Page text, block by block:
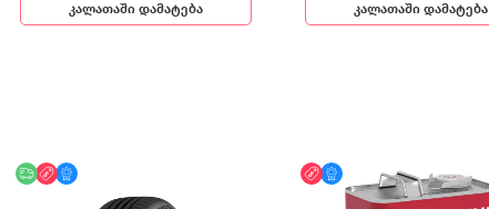
კალათაში დამატება კალათაში დამატება
უფასო მიწოდება
ფასდაკლება ფასდაკლება
მხოლოდ ონლაინ